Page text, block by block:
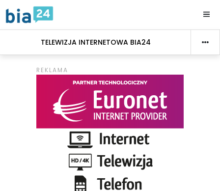
TELEWIZJA INTERNETOWA BIA24